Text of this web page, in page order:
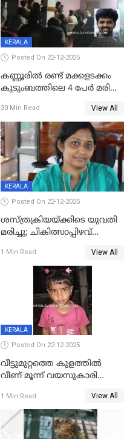
KERALA
Posted On 22-12-2025
കണ്ണൂരിൽ രണ്ട് മക്കളടക്കം
കുടുംബത്തിലെ 4 പേർ മരിച്ച
30 Min Read View All
KERALA
Posted On 22-12-2025
ശസ്ത്രക്രിയയ്‌ക്കിടെ യുവതി
മരിച്ചു; ചികിത്സാപ്പിഴവ്
സംഭവം മാവേലിക്കരയിൽ
1 Min Read View All
KERALA
Posted On 22-12-2025
വീട്ടുമുറ്റത്തെ കുളത്തിൽ
വീണ് മൂന്ന് വയസുകാരി
1 Min Read View All